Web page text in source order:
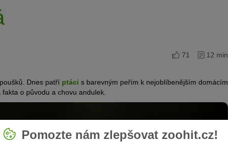
71
12 min
Dnes patří ptáci s barevným peřím k nejoblíbenějším domácím
o původu a chovu andulek.
Pomozte nám zlepšovat zoohit.cz!